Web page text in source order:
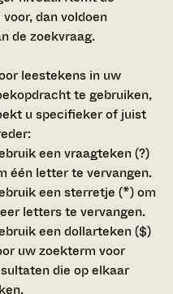
dan voldoen
de zoekvraag.
leestekens in uw
te gebruiken,
u specifieker of juist
eenvraagteken (?)
één letter te vervangen.
eensterretje (*)om
letters te vervangen.
eendollarteken ($)
uw zoekterm voor
die op elkaar